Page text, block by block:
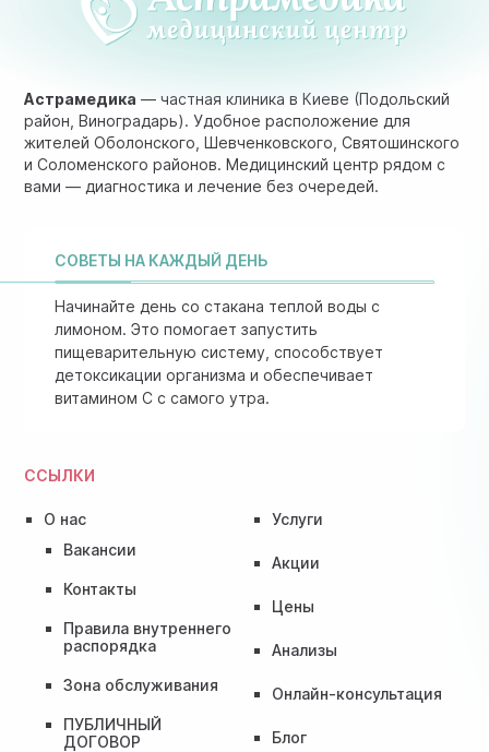
ССЫЛКИ
О нас
Вакансии
Контакты
Правила внутреннего
распорядка
Зона обслуживания
ПУБЛИЧНЫЙ
ДОГОВОР
Услуги
Акции
Цены
Анализы
Онлайн-консультация
Блог
Астрамедика — частная клиника в Киеве (Подольский
район, Виноградарь). Удобное расположение для
жителей Оболонского, Шевченковского, Святошинского
и Соломенского районов. Медицинский центр рядом с
вами — диагностика и лечение без очередей.
СОВЕТЫ НА КАЖДЫЙ ДЕНЬ
Начинайте день со стакана теплой воды с
лимоном. Это помогает запустить
пищеварительную систему, способствует
детоксикации организма и обеспечивает
витамином C с самого утра.